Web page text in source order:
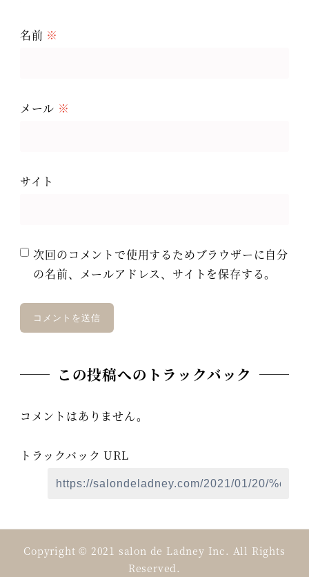
名前 ※
メール ※
サイト
次回のコメントで使用するためブラウザーに自分
の名前、メールアドレス、サイトを保存する。
この投稿へのトラックバック
コメントはありません。
トラックバック URL
Copyright © 2021 salon de Ladney Inc. All Rights
Reserved.